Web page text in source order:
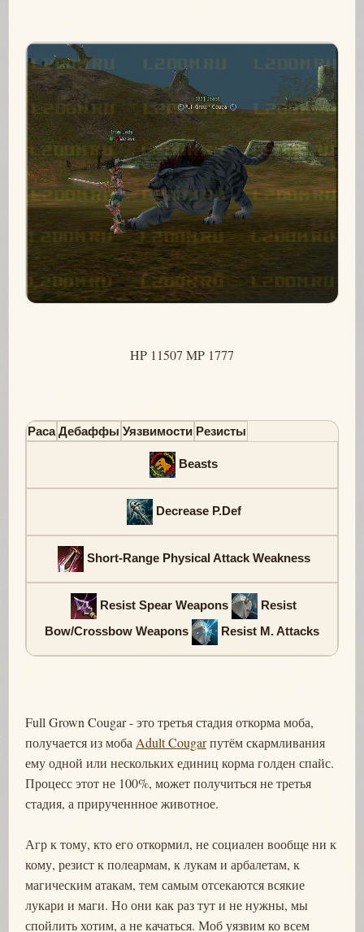
HP 11507 MP 1777
Раса Дебаффы Уязвимости Резисты
Beasts
Decrease P.Def
Short-Range Physical Attack Weakness
Resist Spear Weapons
Resist
Bow/Crossbow Weapons
Resist M. Attacks
Full Grown Cougar - это третья стадия откорма моба,
получается из моба Adult Cougarпутём скармливания
ему одной или нескольких единиц корма голден спайс.
Процесс этот не 100%, может получиться не третья
стадия, а прирученнное животное.
Агр к тому, кто его откормил, не социален вообще ни к
кому, резист к полеармам, к лукам и арбалетам, к
магическим атакам, тем самым отсекаются всякие
лукари и маги. Но они как раз тут и не нужны, мы
спойлить хотим, а не качаться. Моб уязвим ко всем